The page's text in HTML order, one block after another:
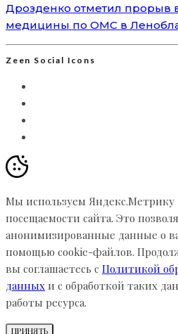
Дрозденко отметил прорыв
медицины по ОМС в
Zeen Social Icons
Мы используем Яндекс.Метрику
посещаемости сайта. Это
анонимизированные данные о
помощью cookie-файлов.
вы соглашаетесь с Политикой
данных и с обработкой таких
работы ресурса.
ПРИНЯТЬ